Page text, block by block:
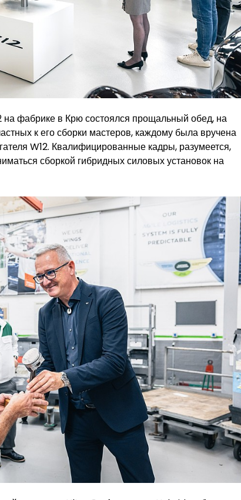
фабрике в Крю состоялся прощальный обед, на
к его сборки мастеров, каждому была вручена
W12. Квалифицированные кадры, разумеется,
сборкой гибридных силовых установок на